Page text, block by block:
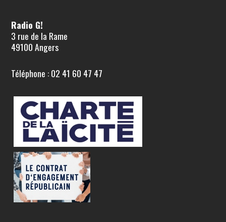
Radio G!
3 rue de la Rame
49100 Angers
Téléphone : 02 41 60 47 47